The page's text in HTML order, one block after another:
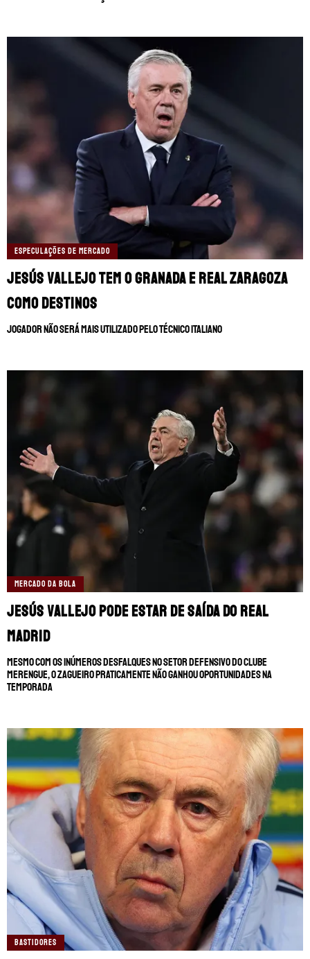
ESPECULAÇÕES DE MERCADO
Jesús Vallejo tem o Granada e Real Zaragoza
como destinos
Jogador não será mais utilizado pelo técnico italiano
MERCADO DA BOLA
Jesús Vallejo pode estar de saída do Real
Madrid
Mesmo com os inúmeros desfalques no setor defensivo do clube
merengue, o zagueiro praticamente não ganhou oportunidades na
temporada
BASTIDORES